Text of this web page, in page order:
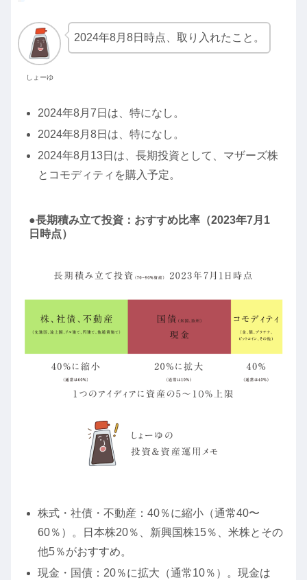
しょーゆ
2024年8月8日時点、取り入れたこと。
2024年8月7日は、特になし。
2024年8月8日は、特になし。
2024年8月13日は、長期投資として、マザーズ株
とコモディティを購入予定。
●長期積み立て投資：おすすめ比率（2023年7月1
日時点）
株式・社債・不動産：40％に縮小（通常40〜
60％）。日本株20％、新興国株15％、米株とその
他5％がおすすめ。
現金・国債：20％に拡大（通常10％）。現金は